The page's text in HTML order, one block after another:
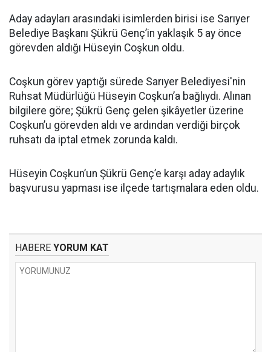
Aday adayları arasındaki isimlerden birisi ise Sarıyer
Belediye Başkanı Şükrü Genç’in yaklaşık 5 ay önce
görevden aldığı Hüseyin Coşkun oldu.
Coşkun görev yaptığı sürede Sarıyer Belediyesi'nin
Ruhsat Müdürlüğü Hüseyin Coşkun’a bağlıydı. Alınan
bilgilere göre; Şükrü Genç gelen şikâyetler üzerine
Coşkun’u görevden aldı ve ardından verdiği birçok
ruhsatı da iptal etmek zorunda kaldı.
Hüseyin Coşkun’un Şükrü Genç’e karşı aday adaylık
başvurusu yapması ise ilçede tartışmalara eden oldu.
HABERE YORUM KAT